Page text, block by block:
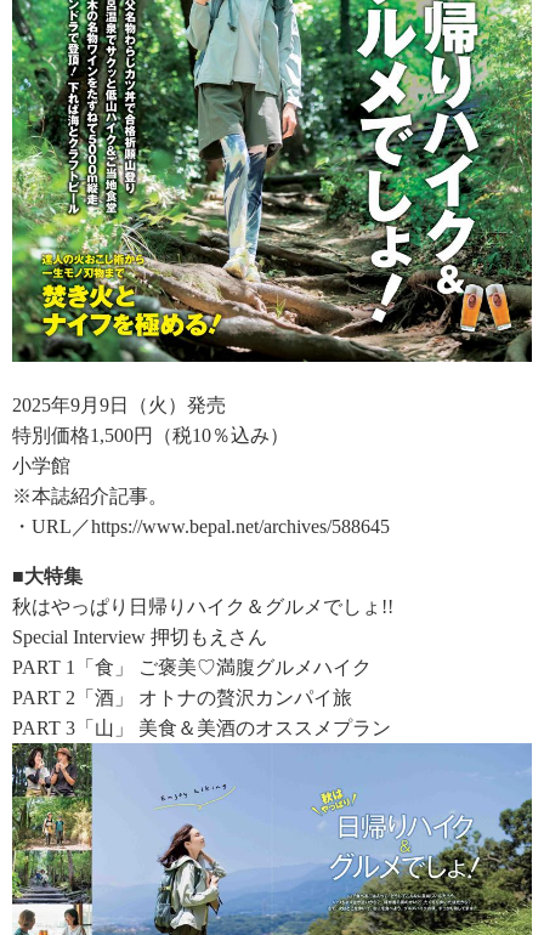
2025年9月9日（火）発売
特別価格1,500円（税10％込み）
小学館
※本誌紹介記事。
・URL／https://www.bepal.net/archives/588645
■大特集
秋はやっぱり日帰りハイク＆グルメでしょ!!
Special Interview 押切もえさん
PART 1「食」 ご褒美♡満腹グルメハイク
PART 2「酒」 オトナの贅沢カンパイ旅
PART 3「山」 美食＆美酒のオススメプラン